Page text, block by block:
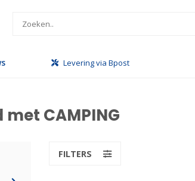
Levering via Bpost
CAMPING
FILTERS